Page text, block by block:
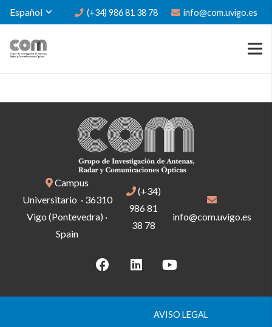
Español (+34) 986 81 38 78 info@com.uvigo.es
Campus
Universitario · 36310
Vigo (Pontevedra) ·
Spain
(+34)
986 81
38 78
info@com.uvigo.es
AVISO LEGAL